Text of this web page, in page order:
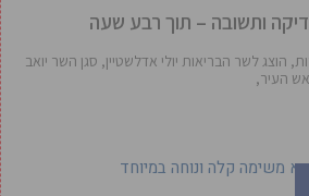
ותשובה – תוך רבע שעה
הוצג לשר הבריאות יולי אדלשטיין, סגן השר יואב
העיר,